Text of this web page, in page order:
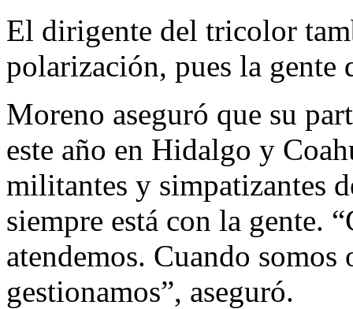
El dirigente del tricolor
polarización, pues la gente
Moreno aseguró que su
este año en Hidalgo y
militantes y simpatizantes
siempre está con la gente.
atendemos. Cuando
gestionamos”, aseguró.